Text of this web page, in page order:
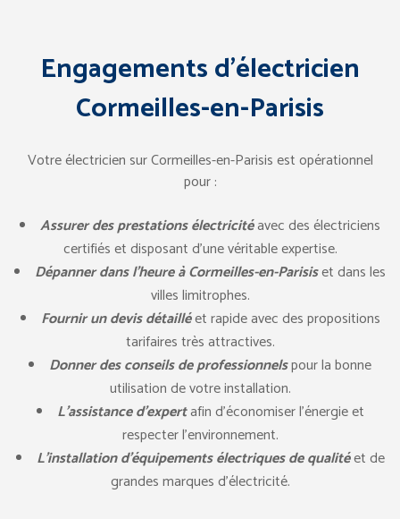
Engagements d’électricien
Cormeilles-en-Parisis
Votre électricien sur Cormeilles-en-Parisis est opérationnel
pour :
Assurer des prestations électricitéavec des électriciens
certifiés et disposant d’une véritable expertise.
Dépanner dans l’heure à Cormeilles-en-Parisiset dans les
villes limitrophes.
Fournir un devis détailléet rapide avec des propositions
tarifaires très attractives.
Donner des conseils de professionnelspour la bonne
utilisation de votre installation.
L’assistance d’expertafin d’économiser l’énergie et
respecter l’environnement.
L’installation d’équipements électriques de qualitéet de
grandes marques d’électricité.